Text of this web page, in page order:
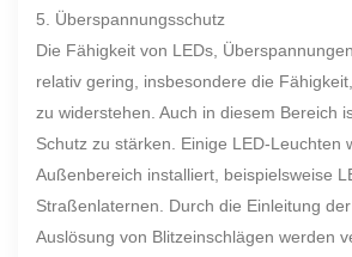
5. Überspannungsschutz
Die Fähigkeit von LEDs,
relativ gering, insbesondere die
zu widerstehen. Auch in diesem Bereich
Schutz zu stärken. Einige LED-Leuchten
Außenbereich installiert, beispielsweise
Straßenlaternen. Durch die Einleitung
Auslösung von Blitzeinschlägen werden